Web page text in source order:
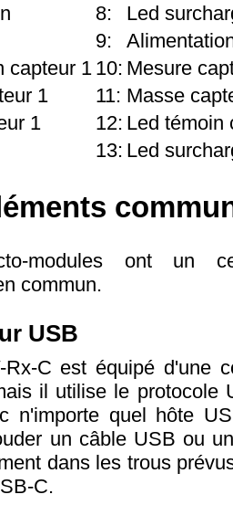
8:
Led
9:
capteur 1 10: Mesure
1 11: Masse
1 12: Led témoin
13: Led
modules ont un
commun.
USB
Rx-C est équipé d'une
il utilise le protocole
n'importe quel hôte
un câble USB ou
dans les trous
C.